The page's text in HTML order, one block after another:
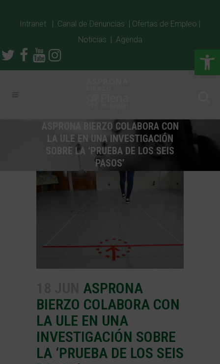
Intranet | Canal de Denuncias | Ofertas de Empleo |
Noticias | Agenda
ASPRONA BIERZO COLABORA CON
LA ULE EN UNA INVESTIGACIÓN
SOBRE LA ‘PRUEBA DE LOS SEIS
PASOS’
ASPRONA
BIERZO COLABORA CON
LA ULE EN UNA
INVESTIGACIÓN SOBRE
LA ‘PRUEBA DE LOS SEIS